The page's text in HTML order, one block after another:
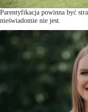
Parentyfikacja powinna być
nieświadomie nie jest.